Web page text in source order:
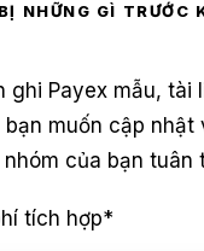
NHỮNG GÌ TRƯỚC
ghi Payex mẫu, tài
bạn muốn cập
của bạn tuân
tích hợp*